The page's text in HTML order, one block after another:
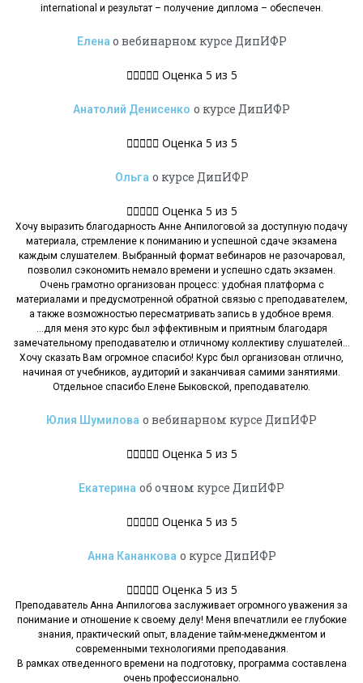
international и результат – получение диплома – обеспечен.
Елена о вебинарном курсе ДипИФР
 Оценка 5 из 5
Анатолий Денисенко о курсе ДипИФР
 Оценка 5 из 5
Ольга о курсе ДипИФР
 Оценка 5 из 5
Хочу выразить благодарность Анне Анпилоговой за доступную подачу
материала, стремление к пониманию и успешной сдаче экзамена
каждым слушателем. Выбранный формат вебинаров не разочаровал,
позволил сэкономить немало времени и успешно сдать экзамен.
Очень грамотно организован процесс: удобная платформа с
материалами и предусмотренной обратной связью с преподавателем,
а также возможностью пересматривать запись в удобное время.
…для меня это курс был эффективным и приятным благодаря
замечательному преподавателю и отличному коллективу слушателей…
Хочу сказать Вам огромное спасибо! Курс был организован отлично,
начиная от учебников, аудиторий и заканчивая самими занятиями.
Отдельное спасибо Елене Быковской, преподавателю.
Юлия Шумилова о вебинарном курсе ДипИФР
 Оценка 5 из 5
Екатерина об очном курсе ДипИФР
 Оценка 5 из 5
Анна Кананкова о курсе ДипИФР
 Оценка 5 из 5
Преподаватель Анна Анпилогова заслуживает огромного уважения за
понимание и отношение к своему делу! Меня впечатлили ее глубокие
знания, практический опыт, владение тайм-менеджментом и
современными технологиями преподавания.
В рамках отведенного времени на подготовку, программа составлена
очень профессионально.